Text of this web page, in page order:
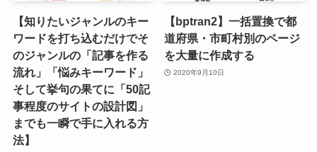
【知りたいジャンルのキー
ワードを打ち込むだけでそ
のジャンルの「記事を作る
流れ」「悩みキーワード」
そして挙句の果てに「50記
事程度のサイトの設計図」
までも一瞬で手に入れる方
法】
【bptran2】一括置換で都
道府県・市町村別のページ
を大量に作成する
2020年9月10日